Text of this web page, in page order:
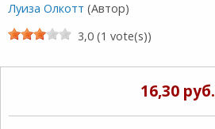
Луиза Олкотт (Автор)
3,0 (1 vote(s))
16,30 руб.